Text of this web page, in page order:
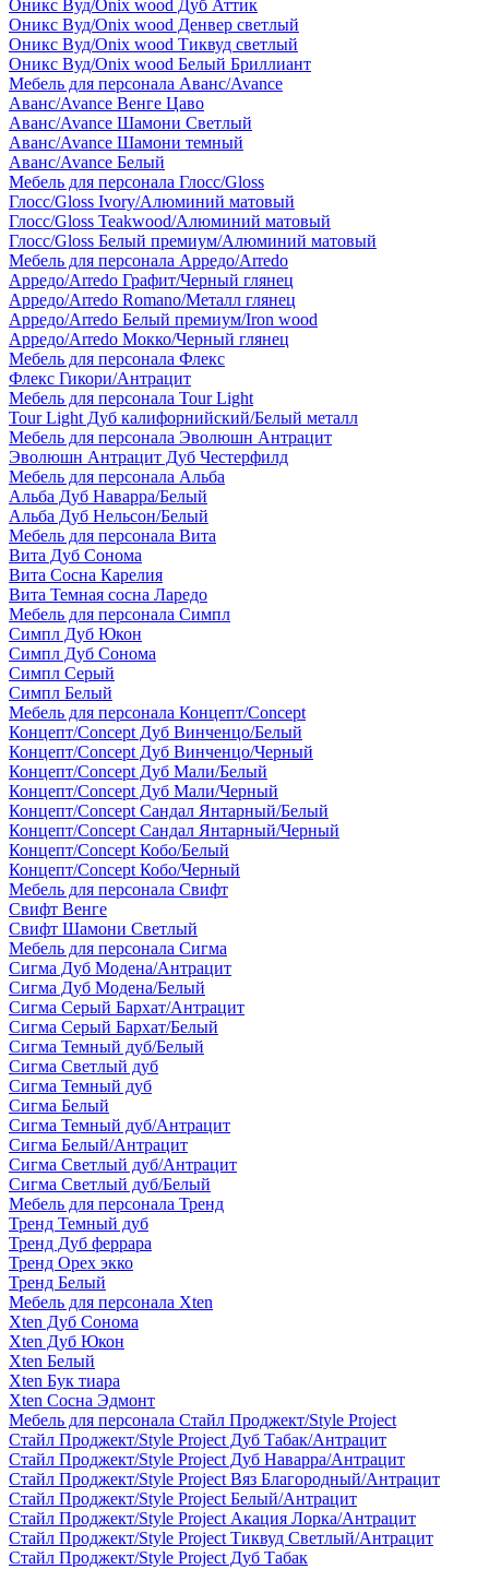
Оникс Вуд/Onix wood Дуб Аттик
Оникс Вуд/Onix wood Денвер светлый
Оникс Вуд/Onix wood Тиквуд светлый
Оникс Вуд/Onix wood Белый Бриллиант
Мебель для персонала Аванс/Avance
Аванс/Avance Венге Цаво
Аванс/Avance Шамони Светлый
Аванс/Avance Шамони темный
Аванс/Avance Белый
Мебель для персонала Глосс/Gloss
Глосс/Gloss Ivory/Алюминий матовый
Глосс/Gloss Teakwood/Алюминий матовый
Глосс/Gloss Белый премиум/Алюминий матовый
Мебель для персонала Арредо/Arredo
Арредо/Arredo Графит/Черный глянец
Арредо/Arredo Romano/Металл глянец
Арредо/Arredo Белый премиум/Iron wood
Арредо/Arredo Мокко/Черный глянец
Мебель для персонала Флекс
Флекс Гикори/Антрацит
Мебель для персонала Tour Light
Tour Light Дуб калифорнийский/Белый металл
Мебель для персонала Эволюшн Антрацит
Эволюшн Антрацит Дуб Честерфилд
Мебель для персонала Альба
Альба Дуб Наварра/Белый
Альба Дуб Нельсон/Белый
Мебель для персонала Вита
Вита Дуб Сонома
Вита Сосна Карелия
Вита Темная сосна Ларедо
Мебель для персонала Симпл
Симпл Дуб Юкон
Симпл Дуб Сонома
Симпл Серый
Симпл Белый
Мебель для персонала Концепт/Concept
Концепт/Concept Дуб Винченцо/Белый
Концепт/Concept Дуб Винченцо/Черный
Концепт/Concept Дуб Мали/Белый
Концепт/Concept Дуб Мали/Черный
Концепт/Concept Сандал Янтарный/Белый
Концепт/Concept Сандал Янтарный/Черный
Концепт/Concept Кобо/Белый
Концепт/Concept Кобо/Черный
Мебель для персонала Свифт
Свифт Венге
Свифт Шамони Светлый
Мебель для персонала Сигма
Сигма Дуб Модена/Антрацит
Сигма Дуб Модена/Белый
Сигма Серый Бархат/Антрацит
Сигма Серый Бархат/Белый
Сигма Темный дуб/Белый
Сигма Светлый дуб
Сигма Темный дуб
Сигма Белый
Сигма Темный дуб/Антрацит
Сигма Белый/Антрацит
Сигма Светлый дуб/Антрацит
Сигма Светлый дуб/Белый
Мебель для персонала Тренд
Тренд Темный дуб
Тренд Дуб феррара
Тренд Орех экко
Тренд Белый
Мебель для персонала Xten
Xten Дуб Сонома
Xten Дуб Юкон
Xten Белый
Xten Бук тиара
Xten Сосна Эдмонт
Мебель для персонала Стайл Проджект/Style Project
Стайл Проджект/Style Project Дуб Табак/Антрацит
Стайл Проджект/Style Project Дуб Наварра/Антрацит
Стайл Проджект/Style Project Вяз Благородный/Антрацит
Стайл Проджект/Style Project Белый/Антрацит
Стайл Проджект/Style Project Акация Лорка/Антрацит
Стайл Проджект/Style Project Тиквуд Светлый/Антрацит
Стайл Проджект/Style Project Дуб Табак